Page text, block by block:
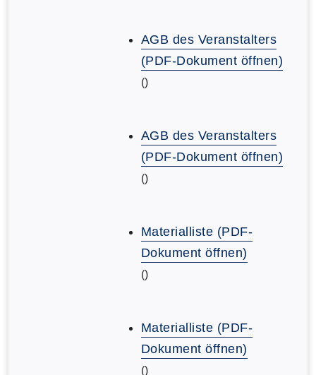
AGB des Veranstalters
(PDF-Dokument öffnen)
()
AGB des Veranstalters
(PDF-Dokument öffnen)
()
Materialliste (PDF-
Dokument öffnen)
()
Materialliste (PDF-
Dokument öffnen)
()